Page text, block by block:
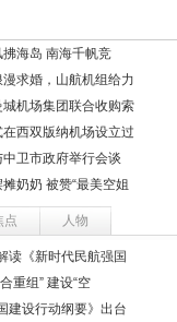
海岛 南海千帆竞
求婚，山航机组给力
机场集团联合收购索
西双版纳机场设立过
卫市政府举行会谈
奶奶 被赞“最美空姐
点 人物
读《新时代民航强国
重组” 建设“空
建设行动纲要》出台